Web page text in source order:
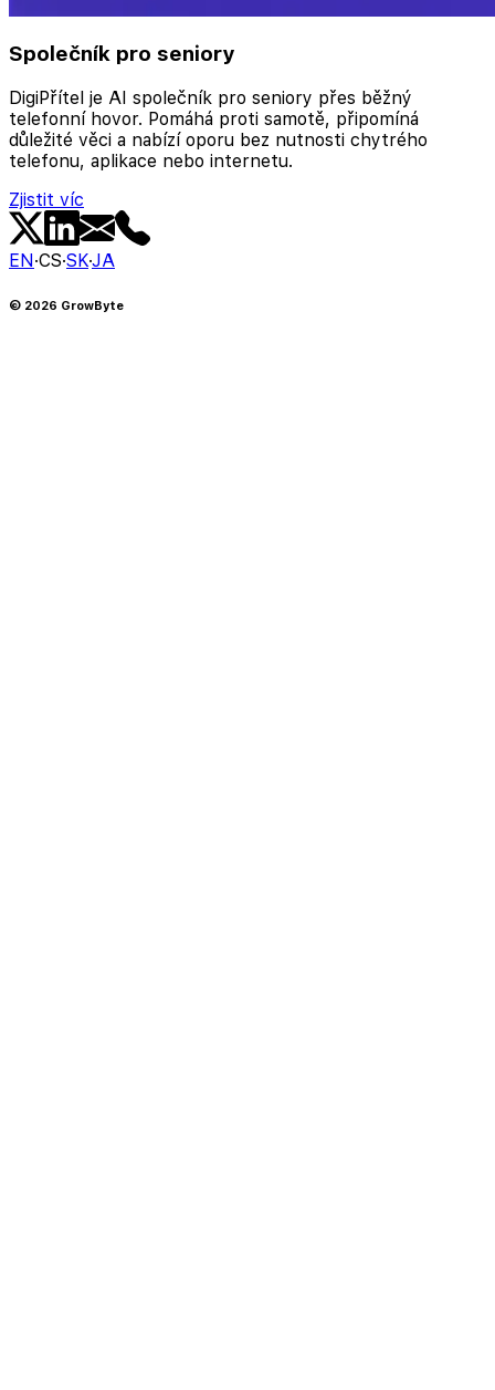
Společník pro seniory
DigiPřítel je AI společník pro seniory přes běžný
telefonní hovor. Pomáhá proti samotě, připomíná
důležité věci a nabízí oporu bez nutnosti chytrého
telefonu, aplikace nebo internetu.
Zjistit víc
EN·CS·SK·JA
© 2026 GrowByte